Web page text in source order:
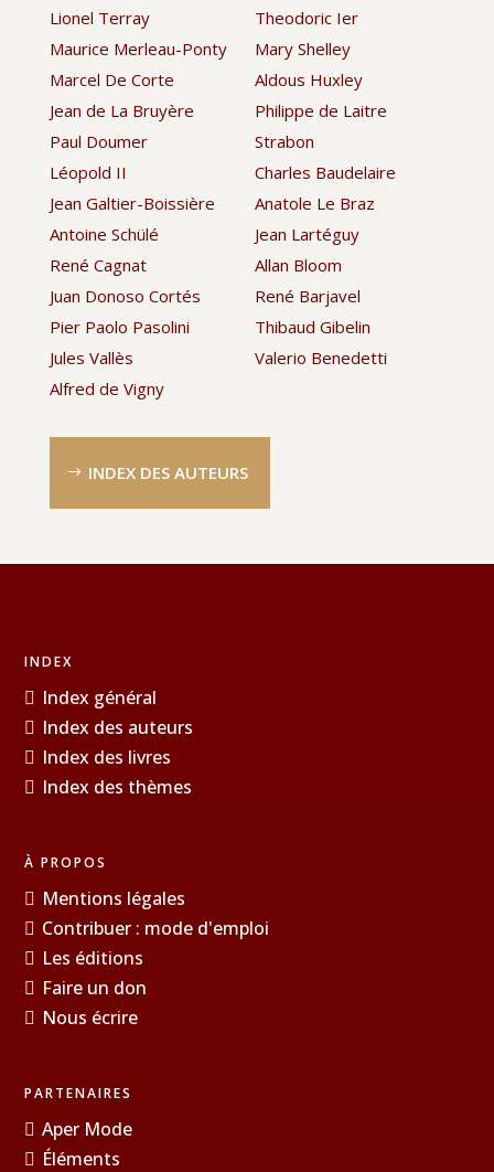
Lionel Terray
Maurice Merleau-Ponty
Marcel De Corte
Jean de La Bruyère
Paul Doumer
Léopold II
Jean Galtier-Boissière
Antoine Schülé
René Cagnat
Juan Donoso Cortés
Pier Paolo Pasolini
Jules Vallès
Alfred de Vigny
Theodoric Ier
Mary Shelley
Aldous Huxley
Philippe de Laitre
Strabon
Charles Baudelaire
Anatole Le Braz
Jean Lartéguy
Allan Bloom
René Barjavel
Thibaud Gibelin
Valerio Benedetti
INDEX DES AUTEURS
INDEX
Index général
Index des auteurs
Index des livres
Index des thèmes
À PROPOS
Mentions légales
Contribuer : mode d'emploi
Les éditions
Faire un don
Nous écrire
PARTENAIRES
Aper Mode
Éléments